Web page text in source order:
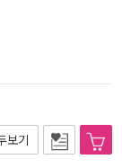
보기